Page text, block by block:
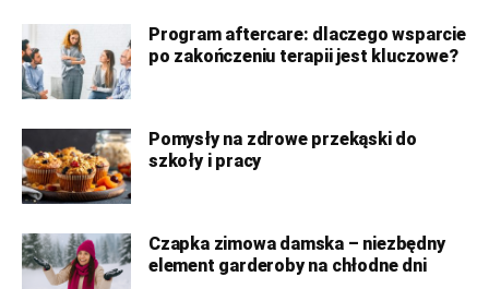
Program aftercare: dlaczego wsparcie
po zakończeniu terapii jest kluczowe?
Pomysły na zdrowe przekąski do
szkoły i pracy
Czapka zimowa damska – niezbędny
element garderoby na chłodne dni